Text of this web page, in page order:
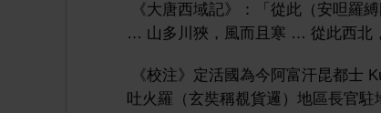
《大唐西域記》：「從此（安呾羅
… 山多川狹，風而且寒 … 從此西北
《校注》定活國為今阿富汗昆都士
吐火羅（玄奘稱覩貨邏）地區長官